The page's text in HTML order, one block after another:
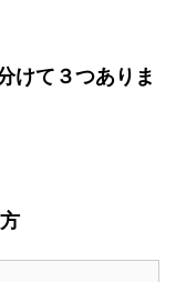
けて３つありま